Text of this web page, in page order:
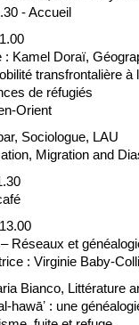
- Accueil
: Kamel Doraï,
transfrontalière
de réfugiés
Orient
Sociologue, LAU
Migration and
Réseaux et
: Virginie Baby-
Bianco, Littérature
hawāʼ : une